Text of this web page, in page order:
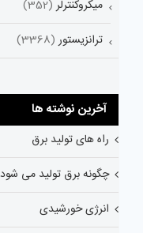
میکروکنترلر (352)
ترانزیستور (3368)
آخرین نوشته ها
راه های تولید برق
چگونه برق تولید می شود
انرژی خورشیدی